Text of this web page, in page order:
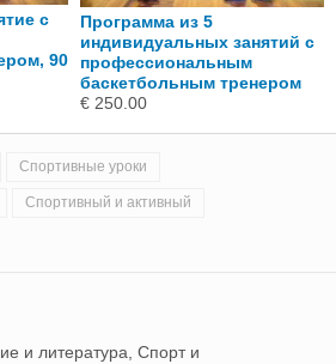
с
90
Программа из 5
индивидуальных занятий с
профессиональным
баскетбольным тренером
€ 250.00
Спортивные уроки
Спортивный и активный
и литература, Спорт и